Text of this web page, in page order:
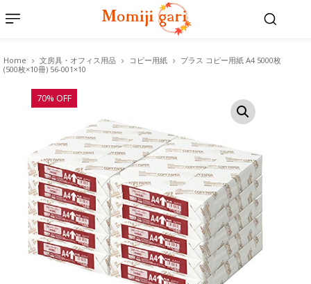
Home 文房具・オフィス用品 コピー用紙
プラス コピー用紙 A4 5000枚
(500枚×10冊) 56-001×10
70% OFF